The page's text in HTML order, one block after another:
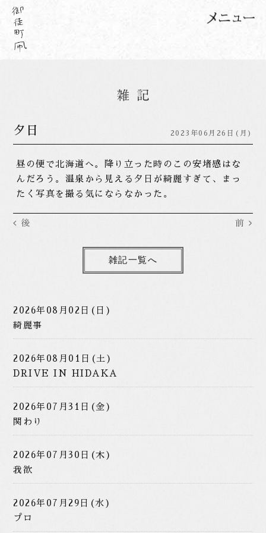
夕日 2023年06月26日(月)
昼の便で北海道へ。降り立った時のこの安堵感はな
んだろう。温泉から見える夕日が綺麗すぎて、まっ
たく写真を撮る気にならなかった。
後 前
雑記一覧へ
2026年08月02日(日)
綺麗事
2026年08月01日(土)
DRIVE IN HIDAKA
2026年07月31日(金)
関わり
2026年07月30日(木)
我欲
2026年07月29日(水)
プロ